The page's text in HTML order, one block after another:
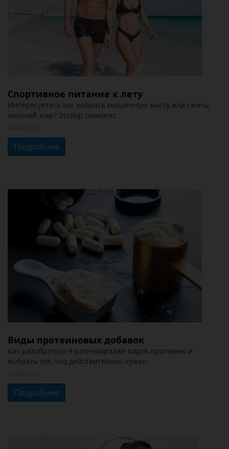
Спортивное питание к лету
Интересуетесь как набрать мышечную массу или сжечь
лишний жир? 2scoop поможет.
Подробнее
Виды протеиновых добавок
Как разобраться в разнообразии видов протеины и
выбрать тот, что действительно нужен.
Подробнее